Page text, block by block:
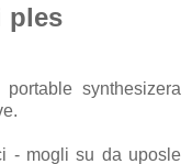
ples
synthesizera
- mogli su da uposle